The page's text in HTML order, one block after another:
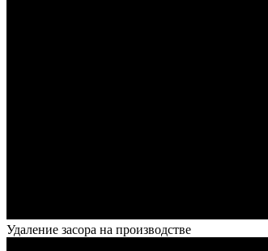
Удаление засора на производстве